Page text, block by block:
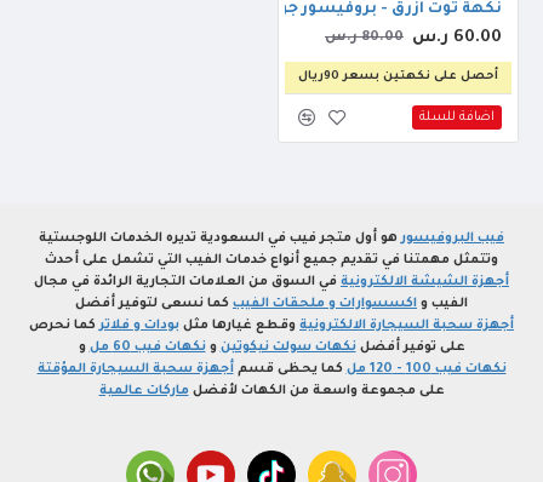
نكهة توت ازرق - بروفيسور جوس بلو برلين ايس 60مل 3ملجم
60.00 ر.س 80.00 ر.س
أحصل على نكهتين بسعر 90ريال
اضافة للسلة
فيب البروفيسورهو أول متجر فيب في السعودية تديره الخدمات اللوجستية
وتتمثل مهمتنا في تقديم جميع أنواع خدمات الفيب التي تشمل على أحدث
أجهزة الشيشة الالكترونية في السوق من العلامات التجارية الرائدة في مجال
الفيب و اكسسوارات و ملحقات الفيب كما نسعى لتوفير أفضل
أجهزة سحبة السيجارة الالكترونية وقطع غيارها مثل بودات و فلاتركما نحرص
على توفير أفضلنكهات سولت نيكوتين ونكهات فيب 60 مل
و
نكهات فيب 100 - 120 مل
كما يحظى قسمأجهزة سحبة السيجارة المؤقتة
على مجموعة واسعة من الكهات لأفضل ماركات عالمية